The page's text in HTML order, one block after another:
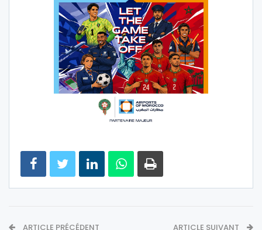
ARTICLE PRÉCÉDENT ARTICLE SUIVANT